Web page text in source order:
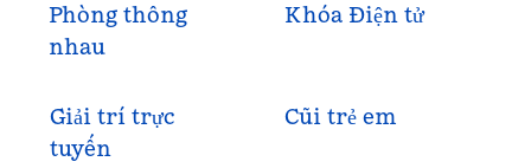
Phòng thông
nhau
Khóa Điện tử
Giải trí trực
tuyến
Cũi trẻ em